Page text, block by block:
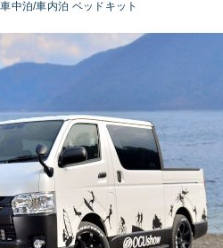
中泊/車内泊 ベッドキット